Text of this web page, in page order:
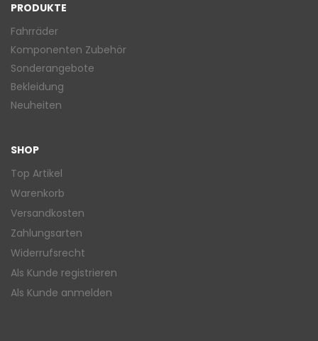
PRODUKTE
Fahrräder
Komponenten Zubehör
Sonderangebote
Bekleidung
Neuheiten
SHOP
Top Artikel
Warenkorb
Versandkosten
Zahlungsarten
Widerrufsrecht
Als Kunde registrieren
Als Kunde anmelden